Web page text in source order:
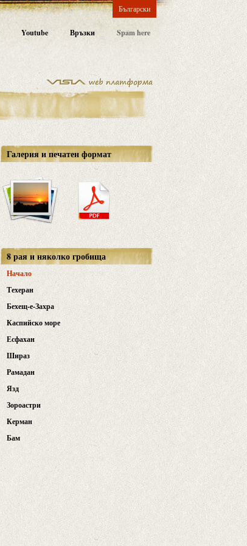
Български
Youtube Връзки Spam here
Галерия и печатен формат
8 рая и няколко гробища
Начало
Техеран
Бехещ-е-Захра
Каспийско море
Есфахан
Шираз
Рамадан
Язд
Зороастри
Керман
Бам